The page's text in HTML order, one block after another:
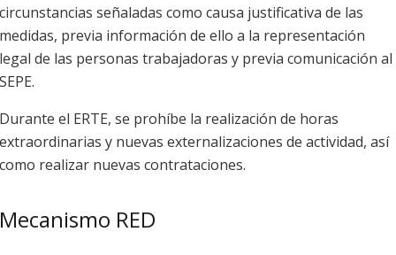
circunstancias señaladas como causa justificativa de las
medidas, previa información de ello a la representación
legal de las personas trabajadoras y previa comunicación al
SEPE.
Durante el ERTE, se prohíbe la realización de horas
extraordinarias y nuevas externalizaciones de actividad, así
como realizar nuevas contrataciones.
Mecanismo RED